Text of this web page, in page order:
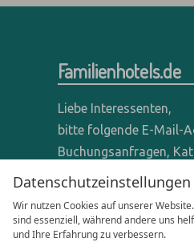
Datenschutzeinstellungen
Wir nutzen Cookies auf unserer
sind essenziell, während andere uns
und Ihre Erfahrung zu verbessern.
Familienhotels.de
Liebe Interessenten,
bitte folgende E-Mail-
Buchungsanfragen,
verwenden - wir sind
Anfragen dieser Art
entsprechenden Hotels